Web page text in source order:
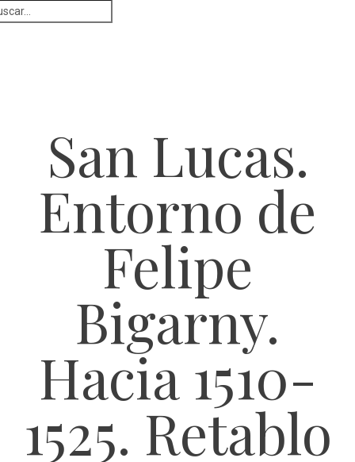
San Lucas.
Entorno de
Felipe
Bigarny.
Hacia 1510-
1525. Retablo